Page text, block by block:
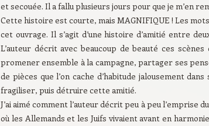
et secouée. Il a fallu plusieurs jours pour que je m’en
Cette histoire est courte, mais MAGNIFIQUE ! Les
cet ouvrage. Il s’agit d’une histoire d’amitié entre
L’auteur décrit avec beaucoup de beauté ces
promener ensemble à la campagne, partager ses
de pièces que l’on cache d’habitude jalousement
fragiliser, puis détruire cette amitié.
J’ai aimé comment l’auteur décrit peu à peu l’emprise
où les Allemands et les Juifs vivaient avant en